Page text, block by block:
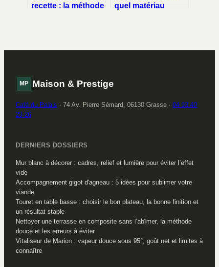
recette : la méthode
quel matériau
MP Maison & Prestige
Café du Palais · 74 Av. Pierre Sémard, 06130 Grasse · 04 93 40
29 26
DERNIERS DOSSIERS
Mur blanc à décorer : cadres, relief et lumière pour éviter l’effet
vide
Accompagnement gigot d'agneau : 5 idées pour sublimer votre
viande
Touret en table basse : choisir le bon plateau, la bonne finition et
un résultat stable
Nettoyer une terrasse en composite sans l’abîmer, la méthode
douce et les erreurs à éviter
Vitaliseur de Marion : vapeur douce sous 95°, goût net et limites à
connaître